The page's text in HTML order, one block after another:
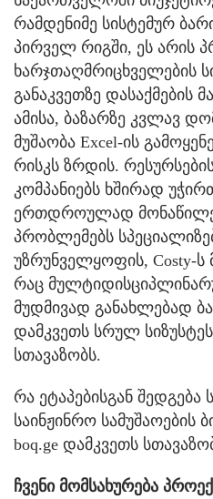
რამდენიმე სისტემურ
პირველ რიგში, ეს არის
ხარჯთაღმრიცხველების
განაკვეთზე დასაქმების
ამისა, ბაზარზე კვლავ
მუშაობა Excel-ის
რისკს ზრდის.
კომპანიებს ხშირად
ერთდროულად
პრობლემებს
უზრუნველყოფის, Costy-ს
რაც
მუდმივად განახლებად
დამკვეთს სრულ
სთავაზობს.
რა ეტაპებისგან
საინჟინრო სამუშაოების
boq.ge დამკვეთს
ჩვენი მომსახურება